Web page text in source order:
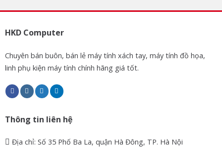
HKD Computer
Chuyên bán buôn, bán lẻ máy tính xách tay, máy tính đồ họa,
linh phụ kiện máy tính chính hãng giá tốt.
Thông tin liên hệ
Địa chỉ: Số 35 Phố Ba La, quận Hà Đông, TP. Hà Nội